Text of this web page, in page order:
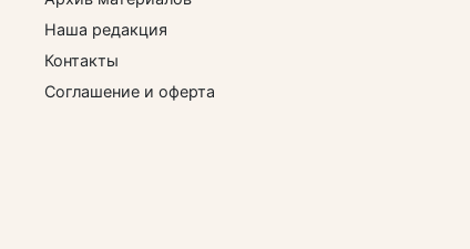
Наша редакция
Контакты
Соглашение и оферта